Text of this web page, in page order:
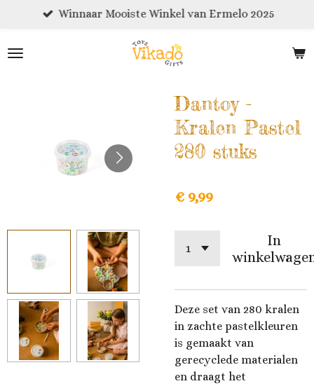
naar
Winnaar Mooiste Winkel van Ermelo 2025
Dantoy -
Kralen Pastel
280 stuks
€ 9,99
In
Deze set van 280 kralen
in zachte pastelkleuren
is gemaakt van
gerecyclede materialen
en draagt ​​het